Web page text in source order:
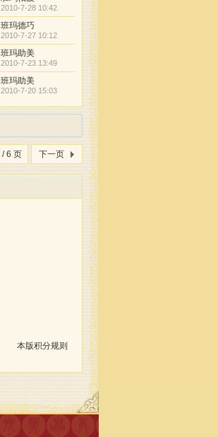
2010-7-28 10:42
班玛德巧
2010-7-27 10:12
班玛助美
2010-7-23 13:49
班玛助美
2010-7-20 15:03
/ 6 页 下一页
本版积分规则